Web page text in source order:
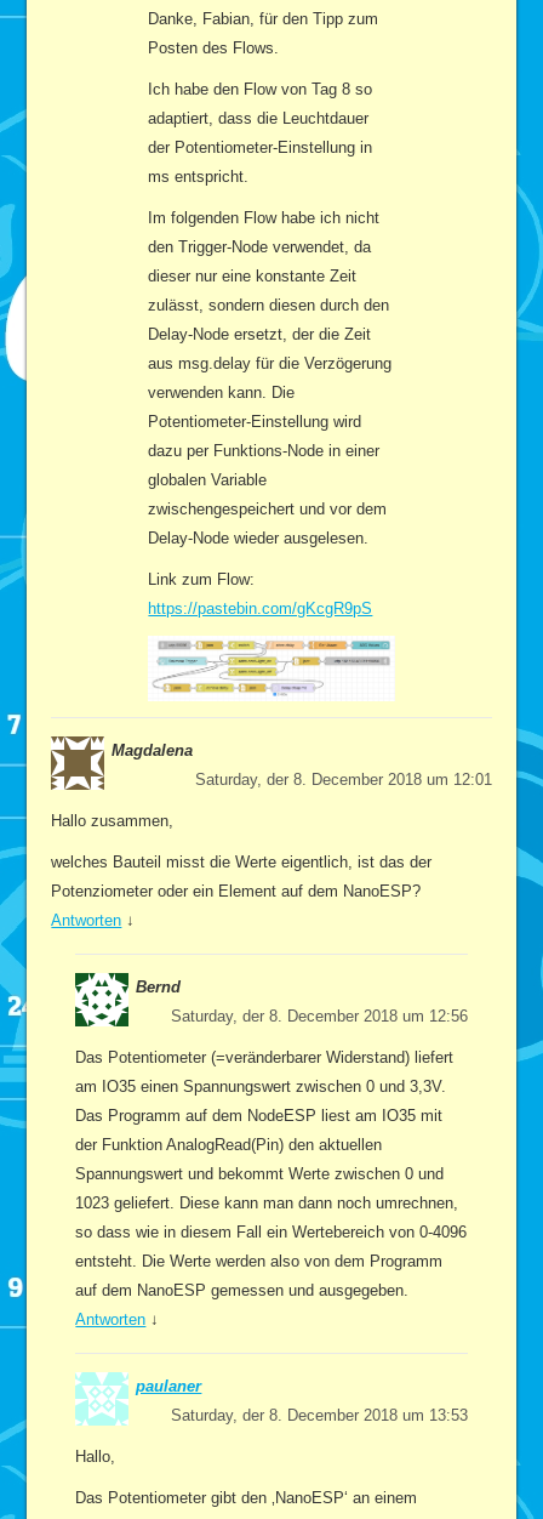
Danke, Fabian, für den Tipp zum
Posten des Flows.
Ich habe den Flow von Tag 8 so
adaptiert, dass die Leuchtdauer
der Potentiometer-Einstellung in
ms entspricht.
Im folgenden Flow habe ich nicht
den Trigger-Node verwendet, da
dieser nur eine konstante Zeit
zulässt, sondern diesen durch den
Delay-Node ersetzt, der die Zeit
aus msg.delay für die Verzögerung
verwenden kann. Die
Potentiometer-Einstellung wird
dazu per Funktions-Node in einer
globalen Variable
zwischengespeichert und vor dem
Delay-Node wieder ausgelesen.
Link zum Flow:
https://pastebin.com/gKcgR9pS
Magdalena
Saturday, der 8. December 2018 um 12:01
Hallo zusammen,
welches Bauteil misst die Werte eigentlich, ist das der
Potenziometer oder ein Element auf dem NanoESP?
Antworten ↓
Bernd
Saturday, der 8. December 2018 um 12:56
Das Potentiometer (=veränderbarer Widerstand) liefert
am IO35 einen Spannungswert zwischen 0 und 3,3V.
Das Programm auf dem NodeESP liest am IO35 mit
der Funktion AnalogRead(Pin) den aktuellen
Spannungswert und bekommt Werte zwischen 0 und
1023 geliefert. Diese kann man dann noch umrechnen,
so dass wie in diesem Fall ein Wertebereich von 0-4096
entsteht. Die Werte werden also von dem Programm
auf dem NanoESP gemessen und ausgegeben.
Antworten ↓
paulaner
Saturday, der 8. December 2018 um 13:53
Hallo,
Das Potentiometer gibt den ‚NanoESP‘ an einem